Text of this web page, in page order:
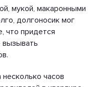
мукой, макаронными
долгоносик мог
что придется
часов